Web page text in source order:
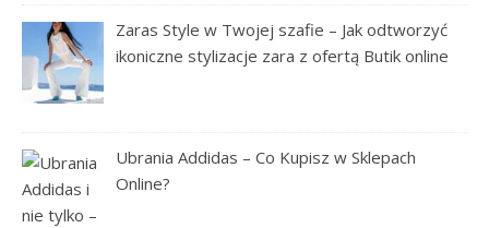
Zaras Style w Twojej szafie – Jak odtworzyć
ikoniczne stylizacje zara z ofertą Butik online
Ubrania Addidas – Co Kupisz w Sklepach
Online?